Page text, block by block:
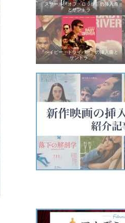
『スクール・オブ・ロック』の挿入曲
とサントラ
『ベイビー・ドライバー』の挿入曲と
サントラ